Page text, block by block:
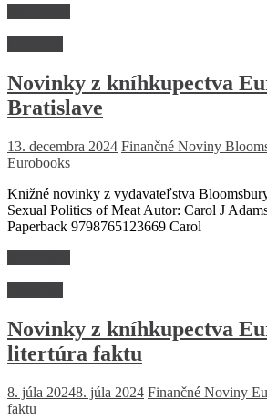
Novinky z kníhkupectva
Bratislave
13. decembra 2024 Finančné Noviny
Eurobooks
Knižné novinky z vydavateľstva
Sexual Politics of Meat Autor: Carol J
Paperback 9798765123669 Carol
Novinky z kníhkupectva
litertúra faktu
8. júla 20248. júla 2024 Finančné Noviny
faktu